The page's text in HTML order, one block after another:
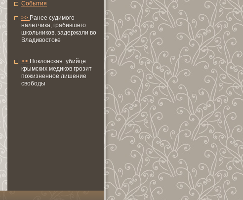
Сoбытия
>> Ранее судимого
налетчика, грабившего
школьников, задержали во
Владивостоке
>> Поклонская: убийце
крымских медиков грозит
пожизненное лишение
свободы